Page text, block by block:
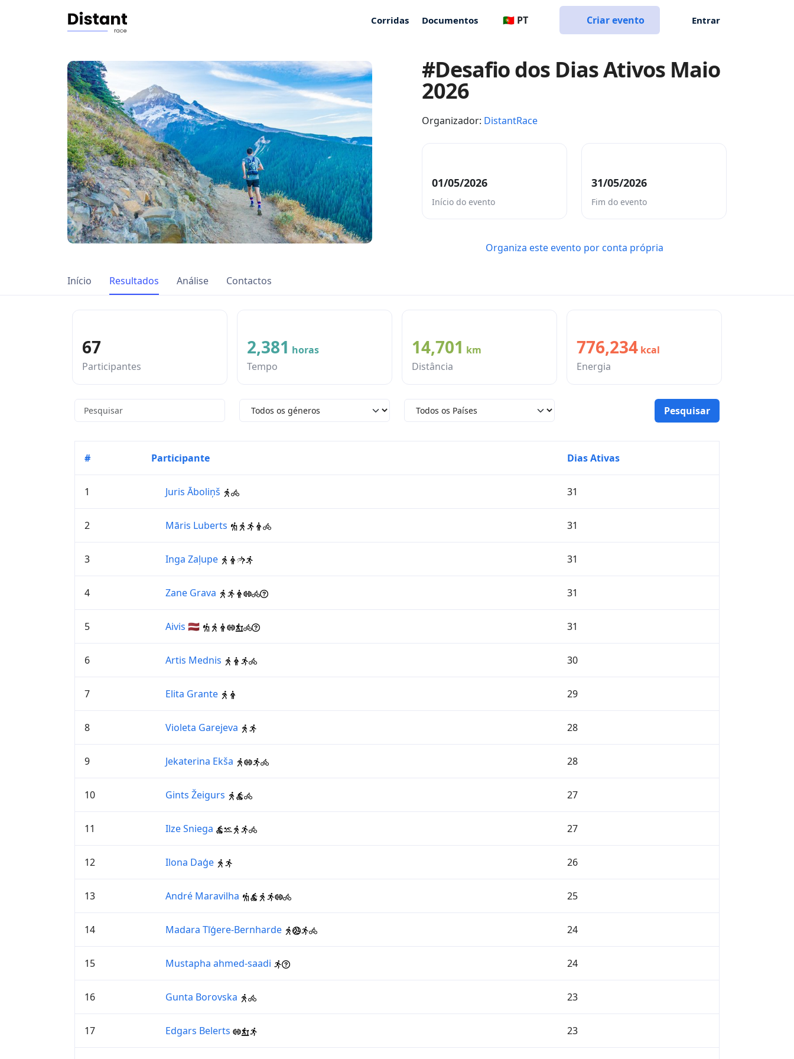
Corridas Documentos 🇵🇹 PT Criar evento Entrar
#Desafio dos Dias Ativos Maio
2026
Organizador: DistantRace
01/05/2026
Início do evento
31/05/2026
Fim do evento
Organiza este evento por conta própria
Início Resultados Análise Contactos
67
Participantes
2,381 horas
Tempo
14,701 km
Distância
776,234 kcal
Energia
# Participante Dias Ativas
1 Juris Āboliņš 31
2 Māris Luberts 31
3 Inga Zaļupe 31
4 Zane Grava 31
5 Aivis 🇱🇻 31
6 Artis Mednis 30
7 Elita Grante 29
8 Violeta Garejeva 28
9 Jekaterina Ekša 28
10 Gints Žeigurs 27
11 Ilze Sniega 27
12 Ilona Daģe 26
13 André Maravilha 25
14 Madara Tīģere-Bernharde 24
15 Mustapha ahmed-saadi 24
16 Gunta Borovska 23
17 Edgars Belerts 23